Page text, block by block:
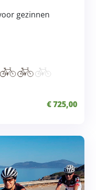
gezinnen
€ 725,00